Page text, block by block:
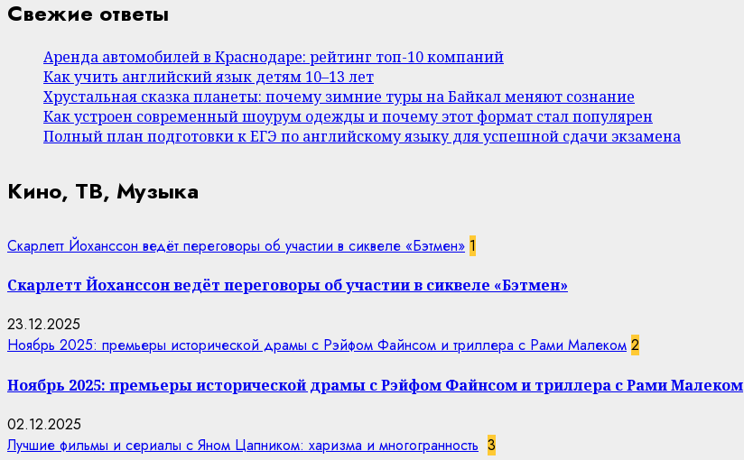
Свежие ответы
Аренда автомобилей в Краснодаре: рейтинг топ-10 компаний
Как учить английский язык детям 10–13 лет
Хрустальная сказка планеты: почему зимние туры на Байкал меняют сознание
Как устроен современный шоурум одежды и почему этот формат стал популярен
Полный план подготовки к ЕГЭ по английскому языку для успешной сдачи экзамена
Кино, ТВ, Музыка
Скарлетт Йоханссон ведёт переговоры об участии в сиквеле «Бэтмен» 1
Скарлетт Йоханссон ведёт переговоры об участии в сиквеле «Бэтмен»
23.12.2025
Ноябрь 2025: премьеры исторической драмы с Рэйфом Файнсом и триллера с Рами Малеком 2
Ноябрь 2025: премьеры исторической драмы с Рэйфом Файнсом и триллера с Рами Малеком
02.12.2025
Лучшие фильмы и сериалы с Яном Цапником: харизма и многогранность 3